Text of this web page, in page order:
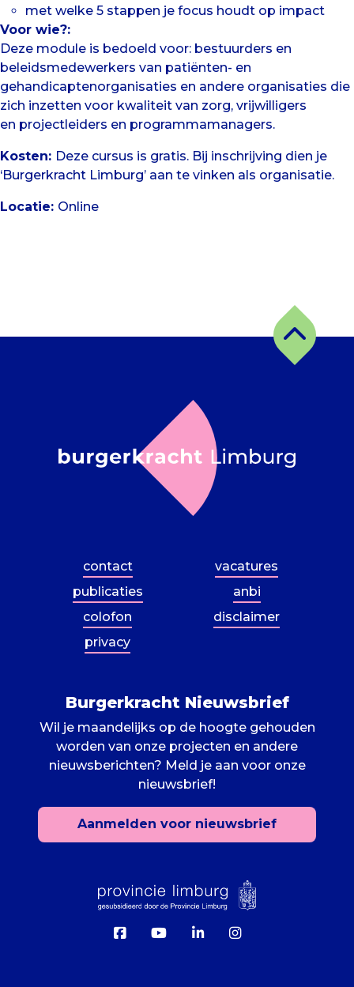
met welke 5 stappen je focus houdt op impact
Voor wie?:
Deze module is bedoeld voor: bestuurders en
beleidsmedewerkers van patiënten- en
gehandicaptenorganisaties en andere organisaties die
zich inzetten voor kwaliteit van zorg, vrijwilligers
en projectleiders en programmamanagers.
Kosten: Deze cursus is gratis. Bij inschrijving dien je
‘Burgerkracht Limburg’ aan te vinken als organisatie.
Locatie: Online
contact
vacatures
publicaties
anbi
colofon
disclaimer
privacy
Burgerkracht Nieuwsbrief
Wil je maandelijks op de hoogte gehouden
worden van onze projecten en andere
nieuwsberichten? Meld je aan voor onze
nieuwsbrief!
Aanmelden voor nieuwsbrief